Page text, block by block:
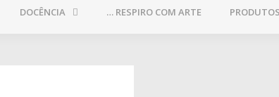
DOCÊNCIA … RESPIRO COM ARTE